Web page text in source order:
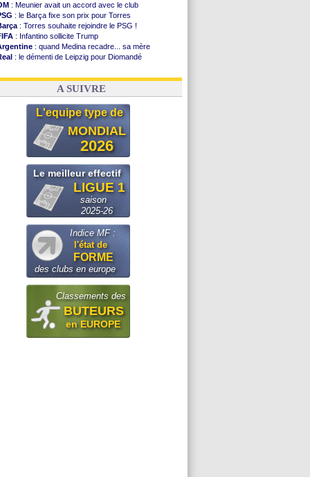
: Meunier avait un accord avec le club
: le Barça fixe son prix pour Torres
: Torres souhaite rejoindre le PSG !
: Infantino sollicite Trump
: quand Medina recadre... sa mère
: le démenti de Leipzig pour Diomandé
: le conseiller d'Infantino démissionne !
A SUIVRE
L'equipe type de
MONDIAL
2026
Le meilleur effectif
LIGUE 1
saison
2025-26
Indice MF :
l'état de
FORME
des clubs en europe
Classements des
BUTEURS
en EUROPE